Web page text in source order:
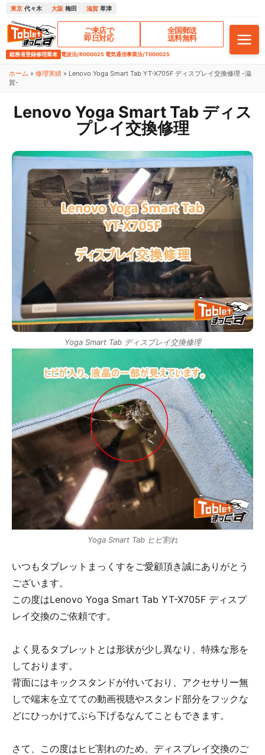
東京 代々木 大阪 梅田 滋賀 草津
ご来店で
即日対応
全国郵送
送料無料
総務省登録修理業者 電波法/R000025 電気通信事業法/T000025
ホーム » 修理実績 » Lenovo Yoga Smart Tab YT-X705F ディスプレイ交換修理 -滋
賀-
Lenovo Yoga Smart Tab ディス
プレイ交換修理
Yoga Smart Tab ディスプレイ交換修理
Yoga Smart Tab ヒビ割れ
いつもタブレットまっくすをご愛顧頂き誠にありがとう
ございます。
この度はLenovo Yoga Smart Tab YT-X705F ディスプ
レイ交換のご依頼です。
よく見るタブレットとは形状が少し異なり、特殊な形を
しております。
背面にはキックスタンドが付いており、アクセサリー無
しで端末を立てての動画視聴やスタンド部分をフックな
どにひっかけてぶら下げるなんてこともできます。
さて、この度はヒビ割れのため、ディスプレイ交換のご